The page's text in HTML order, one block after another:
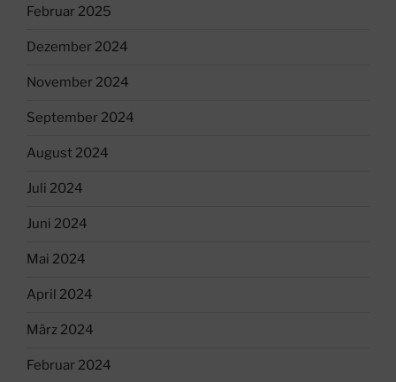
Februar 2025
Dezember 2024
November 2024
September 2024
August 2024
Juli 2024
Juni 2024
Mai 2024
April 2024
März 2024
Februar 2024